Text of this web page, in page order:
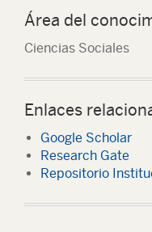
Área del
Ciencias Sociales
Enlaces
Google Scholar
Research Gate
Repositorio